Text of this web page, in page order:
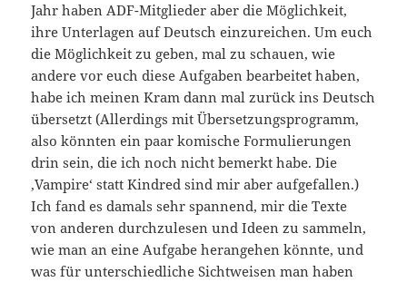
Jahr haben ADF-Mitglieder aber die Möglichkeit,
ihre Unterlagen auf Deutsch einzureichen. Um euch
die Möglichkeit zu geben, mal zu schauen, wie
andere vor euch diese Aufgaben bearbeitet haben,
habe ich meinen Kram dann mal zurück ins Deutsch
übersetzt (Allerdings mit Übersetzungsprogramm,
also könnten ein paar komische Formulierungen
drin sein, die ich noch nicht bemerkt habe. Die
‚Vampire‘ statt Kindred sind mir aber aufgefallen.)
Ich fand es damals sehr spannend, mir die Texte
von anderen durchzulesen und Ideen zu sammeln,
wie man an eine Aufgabe herangehen könnte, und
was für unterschiedliche Sichtweisen man haben